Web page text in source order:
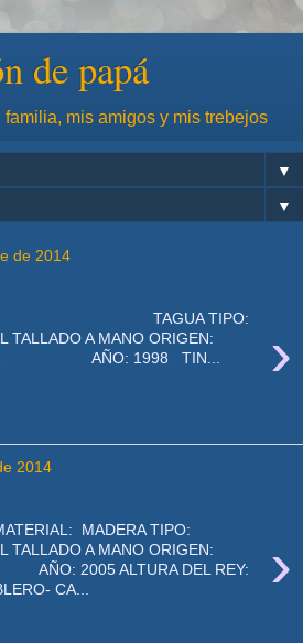
de papá
mis amigos y mis trebejos
▼
▼
de 2014
›
TAGUA TIPO:
TALLADO A MANO ORIGEN:
AÑO: 1998 TIN...
2014
›
MADERA TIPO:
TALLADO A MANO ORIGEN:
2005 ALTURA DEL REY:
CA...